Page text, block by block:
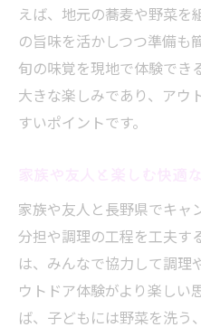
えば、地元の蕎麦や野菜を
の旨味を活かしつつ準備も
旬の味覚を現地で体験でき
大きな楽しみであり、アウ
すいポイントです。
家族や友人と長野県でキャ
分担や調理の工程を工夫す
は、みんなで協力して調理
ウトドア体験がより楽しい
ば、子どもには野菜を洗う